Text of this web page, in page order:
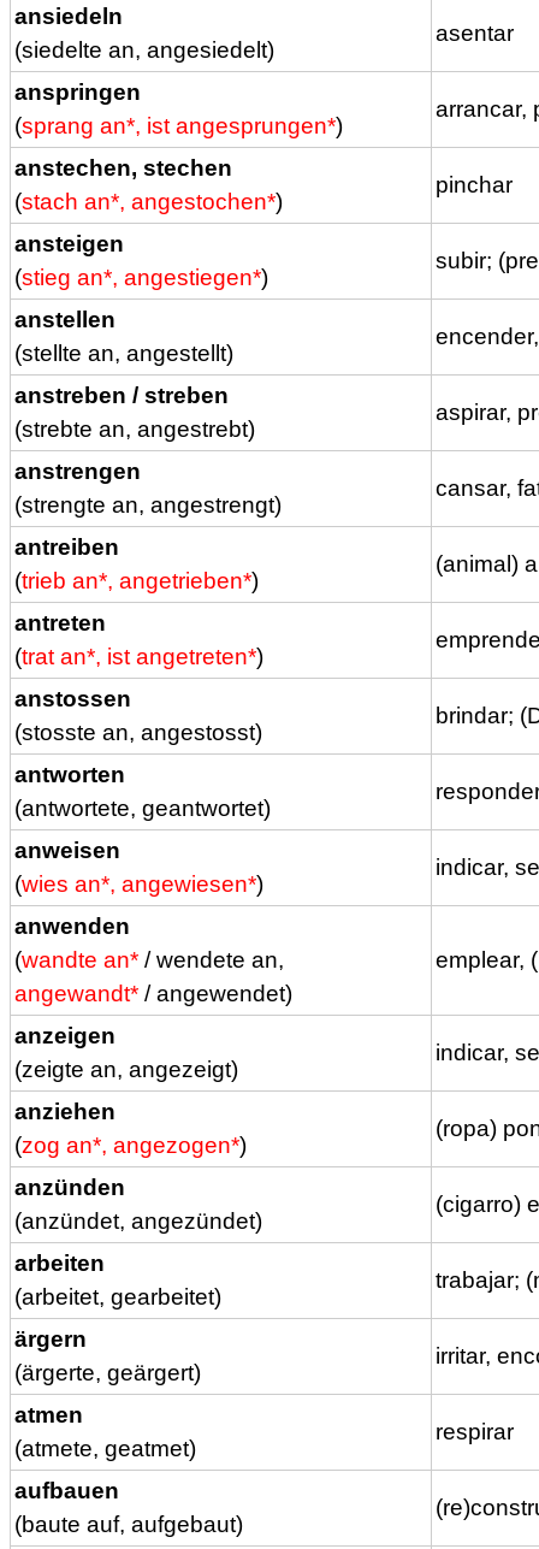
ansiedeln
(siedelte an, angesiedelt)
asentar
anspringen
(sprang an*, ist angesprungen*)
arrancar,
anstechen, stechen
(stach an*, angestochen*)
pinchar
ansteigen
(stieg an*, angestiegen*)
subir;
anstellen
(stellte an, angestellt)
anstreben / streben
(strebte an, angestrebt)
aspirar,
anstrengen
(strengte an, angestrengt)
cansar,
antreiben
(trieb an*, angetrieben*)
(animal)
antreten
(trat an*, ist angetreten*)
anstossen
(stosste an, angestosst)
brindar;
antworten
(antwortete, geantwortet)
anweisen
(wies an*, angewiesen*)
indicar,
anwenden
(wandte an* / wendete an,
angewandt* / angewendet)
emplear,
anzeigen
(zeigte an, angezeigt)
indicar,
anziehen
(zog an*, angezogen*)
(ropa)
anzünden
(anzündet, angezündet)
(cigarro)
arbeiten
(arbeitet, gearbeitet)
trabajar;
ärgern
(ärgerte, geärgert)
irritar,
atmen
(atmete, geatmet)
respirar
aufbauen
(baute auf, aufgebaut)